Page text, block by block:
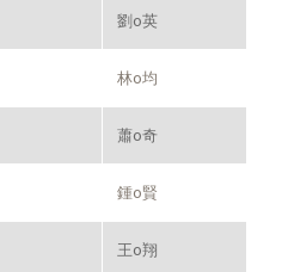
劉o英
林o均
蕭o奇
鍾o賢
王o翔